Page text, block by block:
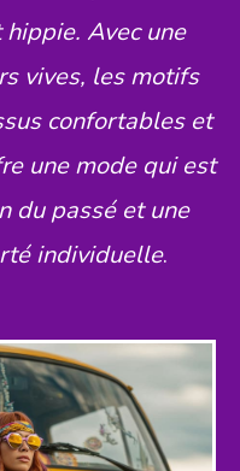
Avec une
vives, les motifs
confortables et
une mode qui est
du passé et une
individuelle.